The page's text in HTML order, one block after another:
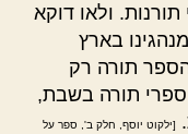
ולאו דוקא
בארץ
הספר תורה רק
ספרי תורה בשבת,
[ילקוט יוסף, חלק ב', ספר על